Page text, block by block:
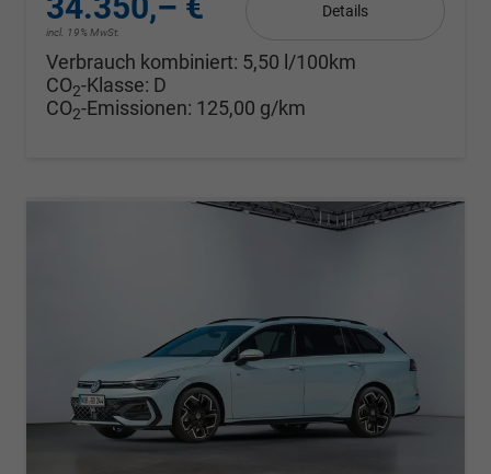
incl. 19% MwSt.
Details
Verbrauch kombiniert: 5,50 l/100km
CO2-Klasse: D
CO2-Emissionen: 125,00 g/km